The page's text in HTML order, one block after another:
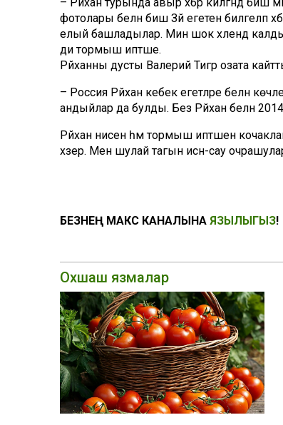
фотолары белән биш Зәй егетен билгеләп
елый башладылар. Мин шок хәлендә
ди тормыш иптәше.
Рәйханны дусты Валерий Тигр озата
– Россия Рәйхан кебек егетләре белән
андыйлар да булды. Без Рәйхан белән
Рәйхан әнисен һәм тормыш иптәшен
хәзер. Менә шулай тагын исән-сау
БЕЗНЕҢ МАКС КАНАЛЫНА ЯЗЫЛЫГЫЗ!
Охшаш язмалар